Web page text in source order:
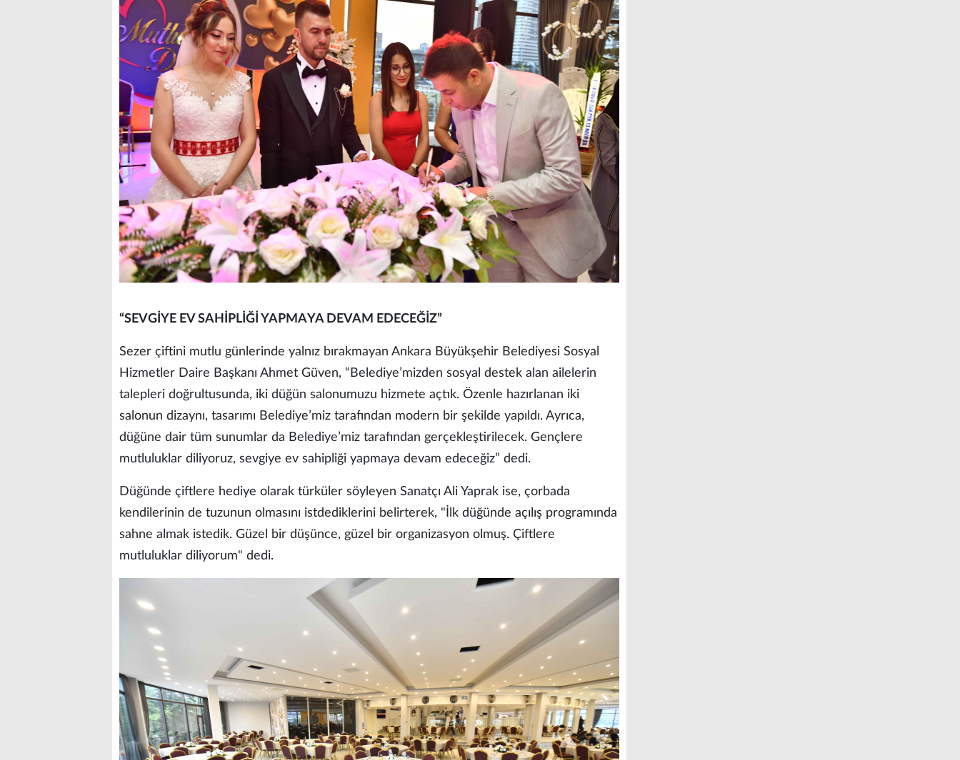
“SEVGİYE EV SAHİPLİĞİ YAPMAYA DEVAM EDECEĞİZ”
Sezer çiftini mutlu günlerinde yalnız bırakmayan Ankara Büyükşehir Belediyesi Sosyal
Hizmetler Daire Başkanı Ahmet Güven, “Belediye’mizden sosyal destek alan ailelerin
talepleri doğrultusunda, iki düğün salonumuzu hizmete açtık. Özenle hazırlanan iki
salonun dizaynı, tasarımı Belediye’miz tarafından modern bir şekilde yapıldı. Ayrıca,
düğüne dair tüm sunumlar da Belediye’miz tarafından gerçekleştirilecek. Gençlere
mutluluklar diliyoruz, sevgiye ev sahipliği yapmaya devam edeceğiz” dedi.
Düğünde çiftlere hediye olarak türküler söyleyen Sanatçı Ali Yaprak ise, çorbada
kendilerinin de tuzunun olmasını istdediklerini belirterek, "İlk düğünde açılış programında
sahne almak istedik. Güzel bir düşünce, güzel bir organizasyon olmuş. Çiftlere
mutluluklar diliyorum" dedi.